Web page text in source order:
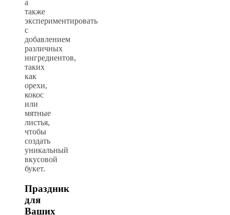
а
также
экспериментировать
с
добавлением
различных
ингредиентов,
таких
как
орехи,
кокос
или
мятные
листья,
чтобы
создать
уникальный
вкусовой
букет.
Праздник
для
Ваших